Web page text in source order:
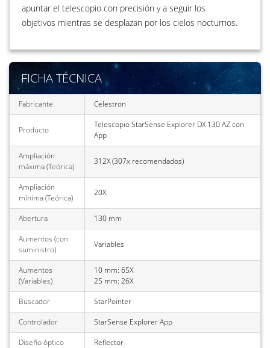
apuntar el telescopio con precisión y a seguir los
objetivos mientras se desplazan por los cielos nocturnos.
FICHA TÉCNICA
Fabricante Celestron
Producto
Telescopio StarSense Explorer DX 130 AZ con
App
Ampliación
máxima (Teórica)
312X (307x recomendados)
Ampliación
mínima (Teórica)
20X
Abertura
130 mm
Aumentos (con
suministro)
Variables
Aumentos
(Variables)
10 mm: 65X
25 mm: 26X
Buscador
StarPointer
Controlador
StarSense Explorer App
Diseño óptico
Reflector